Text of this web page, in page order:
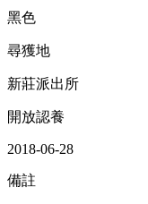
黑色
尋獲地
新莊派出所
開放認養
2018-06-28
備註